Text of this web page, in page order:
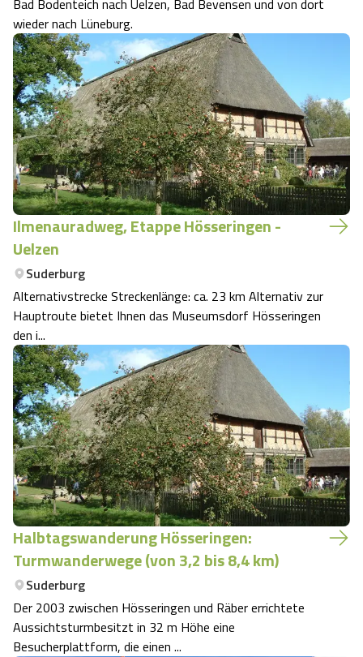
Kontakt
Urlaub auf dem Bauernhof
Landschaftsführungen
Veranstaltungen
Battle Kart Bispingen
Adventure District Bispingen
Unterkünfte
Ausflugsziele
Bad Bodenteich nach Uelzen, Bad Bevensen und von dort
wieder nach Lüneburg.
Ilmenauradweg, Etappe Hösseringen -
Uelzen
Suderburg
Alternativstrecke Streckenlänge: ca. 23 km Alternativ zur
Hauptroute bietet Ihnen das Museumsdorf Hösseringen
den i...
Halbtagswanderung Hösseringen:
Turmwanderwege (von 3,2 bis 8,4 km)
Suderburg
Der 2003 zwischen Hösseringen und Räber errichtete
Aussichtsturmbesitzt in 32 m Höhe eine
Besucherplattform, die einen ...